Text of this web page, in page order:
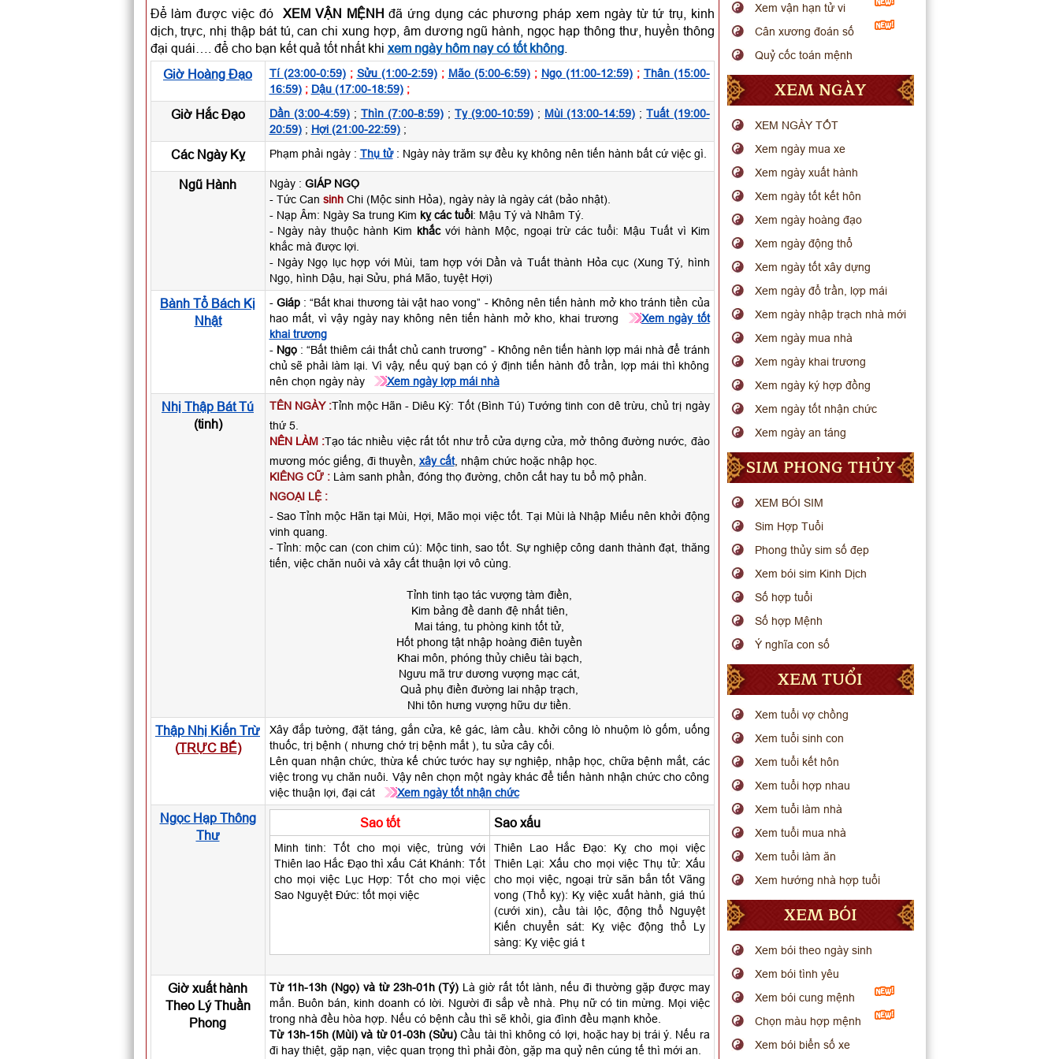
Để làm được việc đó XEM VẬN MỆNH đã ứng dụng các phương pháp xem ngày từ tứ trụ, kinh
dịch, trực, nhị thập bát tú, can chi xung hợp, âm dương ngũ hành, ngọc hạp thông thư, huyền thông
đại quái…. để cho bạn kết quả tốt nhất khi xem ngày hôm nay có tốt không.
Giờ Hoàng Đạo
Tí (23:00-0:59); Sửu (1:00-2:59); Mão (5:00-6:59); Ngọ (11:00-12:59); Thân (15:00-
16:59); Dậu (17:00-18:59);
Giờ Hắc Đạo Dần (3:00-4:59); Thìn (7:00-8:59); Tỵ (9:00-10:59) ; Mùi (13:00-14:59) ;Tuất (19:00-
20:59); Hợi (21:00-22:59);
Các Ngày Kỵ Phạm phải ngày : Thụ tử: Ngày này trăm sự đều kỵ không nên tiến hành bất cứ việc gì.
Ngũ Hành Ngày : GIÁP NGỌ
- Tức Can sinhChi (Mộc sinh Hỏa), ngày này là ngày cát (bảo nhật).
- Nạp Âm: Ngày Sa trung Kim kỵ các tuổi: Mậu Tý và Nhâm Tý.
- Ngày này thuộc hành Kim khắcvới hành Mộc, ngoại trừ các tuổi: Mậu Tuất vì Kim
khắc mà được lợi.
- Ngày Ngọ lục hợp với Mùi, tam hợp với Dần và Tuất thành Hỏa cục (Xung Tý, hình
Ngọ, hình Dậu, hại Sửu, phá Mão, tuyệt Hợi)
Bành Tổ Bách Kị
Nhật
- Giáp: “Bất khai thương tài vật hao vong” - Không nên tiến hành mở kho tránh tiền của
hao mất, vì vậy ngày nay không nên tiến hành mở kho, khai trương
Xem ngày tốt
khai trương
- Ngọ: “Bất thiêm cái thất chủ canh trương” - Không nên tiến hành lợp mái nhà để tránh
chủ sẽ phải làm lại. Vì vậy, nếu quý bạn có ý định tiến hành đổ trần, lợp mái thì không
nên chọn ngày này
Xem ngày lợp mái nhà
Nhị Thập Bát Tú
(tinh)
TÊN NGÀY :Tỉnh mộc Hãn - Diêu Kỳ: Tốt (Bình Tú) Tướng tinh con dê trừu, chủ trị ngày
thứ 5.
NÊN LÀM :Tạo tác nhiều việc rất tốt như trổ cửa dựng cửa, mở thông đường nước, đào
mương móc giếng, đi thuyền, xây cất, nhậm chức hoặc nhập học.
KIÊNG CỮ :Làm sanh phần, đóng thọ đường, chôn cất hay tu bổ mộ phần.
NGOẠI LỆ :
- Sao Tỉnh mộc Hãn tại Mùi, Hợi, Mão mọi việc tốt. Tại Mùi là Nhập Miếu nên khởi động
vinh quang.
- Tỉnh: mộc can (con chim cú): Mộc tinh, sao tốt. Sự nghiệp công danh thành đạt, thăng
tiến, việc chăn nuôi và xây cất thuận lợi vô cùng.
Tỉnh tinh tạo tác vượng tàm điền,
Kim bảng đề danh đệ nhất tiên,
Mai táng, tu phòng kinh tốt tử,
Hốt phong tật nhập hoàng điên tuyền
Khai môn, phóng thủy chiêu tài bạch,
Ngưu mã trư dương vượng mạc cát,
Quả phụ điền đường lai nhập trạch,
Nhi tôn hưng vượng hữu dư tiền.
Thập Nhị Kiến Trừ
(TRỰC BẾ)
Xây đắp tường, đặt táng, gắn cửa, kê gác, làm cầu. khởi công lò nhuộm lò gốm, uống
thuốc, trị bệnh ( nhưng chớ trị bệnh mắt ), tu sửa cây cối.
Lên quan nhận chức, thừa kế chức tước hay sự nghiệp, nhập học, chữa bệnh mắt, các
việc trong vụ chăn nuôi. Vậy nên chọn một ngày khác để tiến hành nhận chức cho công
việc thuận lợi, đại cát
Xem ngày tốt nhận chức
Ngọc Hạp Thông
Thư
Sao tốt Sao xấu
Minh tinh: Tốt cho mọi việc, trùng với
Thiên lao Hắc Đạo thì xấu Cát Khánh: Tốt
cho mọi việc Lục Hợp: Tốt cho mọi việc
Sao Nguyệt Đức: tốt mọi việc
Thiên Lao Hắc Đạo: Kỵ cho mọi việc
Thiên Lại: Xấu cho mọi việc Thụ tử: Xấu
cho mọi việc, ngoại trừ săn bắn tốt Vãng
vong (Thổ kỵ): Kỵ việc xuất hành, giá thú
(cưới xin), cầu tài lộc, động thổ Nguyệt
Kiến chuyển sát: Kỵ việc động thổ Ly
sàng: Kỵ việc giá t
Giờ xuất hành
Theo Lý Thuần
Phong
Từ 11h-13h (Ngọ) và từ 23h-01h (Tý) Là giờ rất tốt lành, nếu đi thường gặp được may
mắn. Buôn bán, kinh doanh có lời. Người đi sắp về nhà. Phụ nữ có tin mừng. Mọi việc
trong nhà đều hòa hợp. Nếu có bệnh cầu thì sẽ khỏi, gia đình đều mạnh khỏe.
Từ 13h-15h (Mùi) và từ 01-03h (Sửu) Cầu tài thì không có lợi, hoặc hay bị trái ý. Nếu ra
đi hay thiệt, gặp nạn, việc quan trọng thì phải đòn, gặp ma quỷ nên cúng tế thì mới an.
Xem vận hạn tử vi
Cân xương đoán số
Quỷ cốc toán mệnh
XEM NGÀY
XEM NGÀY TỐT
Xem ngày mua xe
Xem ngày xuất hành
Xem ngày tốt kết hôn
Xem ngày hoàng đạo
Xem ngày động thổ
Xem ngày tốt xây dựng
Xem ngày đổ trần, lợp mái
Xem ngày nhập trạch nhà mới
Xem ngày mua nhà
Xem ngày khai trương
Xem ngày ký hợp đồng
Xem ngày tốt nhận chức
Xem ngày an táng
SIM PHONG THỦY
XEM BÓI SIM
Sim Hợp Tuổi
Phong thủy sim số đẹp
Xem bói sim Kinh Dịch
Số hợp tuổi
Số hợp Mệnh
Ý nghĩa con số
XEM TUỔI
Xem tuổi vợ chồng
Xem tuổi sinh con
Xem tuổi kết hôn
Xem tuổi hợp nhau
Xem tuổi làm nhà
Xem tuổi mua nhà
Xem tuổi làm ăn
Xem hướng nhà hợp tuổi
XEM BÓI
Xem bói theo ngày sinh
Xem bói tình yêu
Xem bói cung mệnh
Chọn màu hợp mệnh
Xem bói biển số xe